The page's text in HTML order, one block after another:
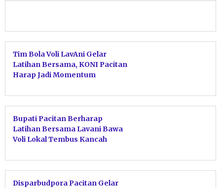
Tim Bola Voli LavAni Gelar
Latihan Bersama, KONI Pacitan
Harap Jadi Momentum
Bupati Pacitan Berharap
Latihan Bersama Lavani Bawa
Voli Lokal Tembus Kancah
Disparbudpora Pacitan Gelar